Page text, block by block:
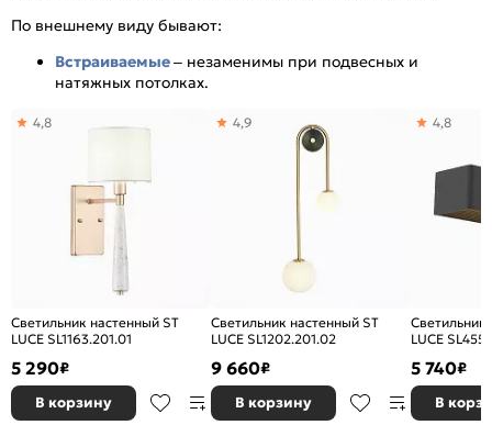
По внешнему виду бывают:
Встраиваемые– незаменимы при подвесных и
натяжных потолках.
Светильник настенный ST
LUCE SL1163.201.01
4,8
5 290₽
В корзину
Светильник настенный ST
LUCE SL1202.201.02
4,9
9 660₽
В корзину
Светильник
LUCE
4,8
5 740₽
В